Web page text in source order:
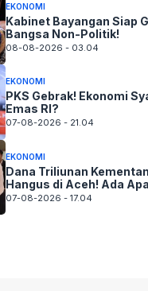
EKONOMI
Kabinet Bayangan Siap
Bangsa Non-Politik!
08-08-2026 - 03.04
EKONOMI
PKS Gebrak! Ekonomi
Emas RI?
07-08-2026 - 21.04
EKONOMI
Dana Triliunan
Hangus di Aceh! Ada
07-08-2026 - 17.04